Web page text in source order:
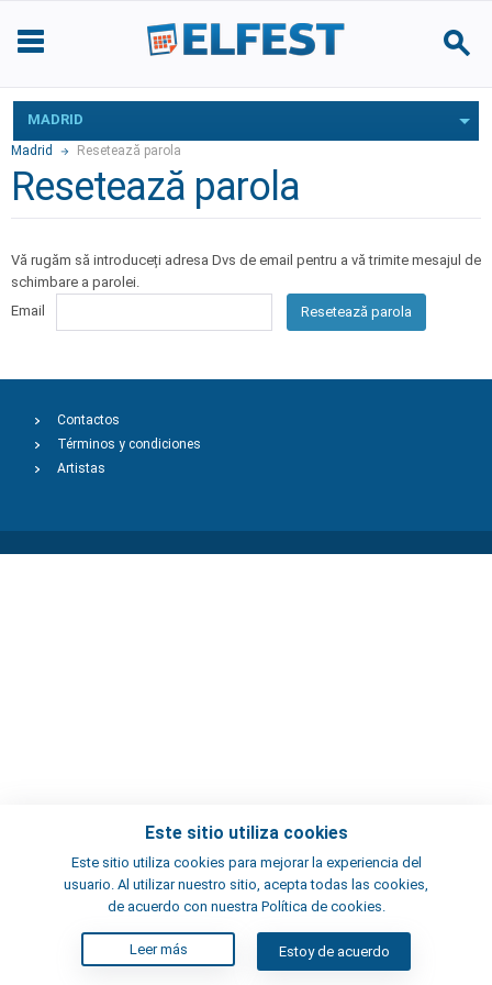
MADRID
Madrid Resetează parola
Resetează parola
Vă rugăm să introduceți adresa Dvs de email pentru a vă trimite mesajul de
schimbare a parolei.
Email
Resetează parola
Este sitio utiliza cookies
Este sitio utiliza cookies para mejorar la experiencia del
usuario. Al utilizar nuestro sitio, acepta todas las cookies,
de acuerdo con nuestra Política de cookies.
Leer más Estoy de acuerdo
Contactos
Términos y condiciones
Artistas